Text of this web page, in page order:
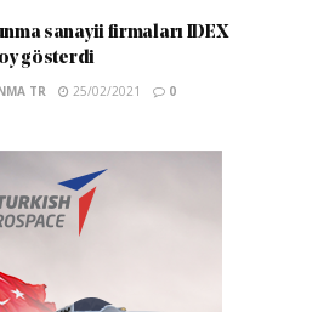
sanayii firmaları IDEX
gösterdi
TR 25/02/2021 0